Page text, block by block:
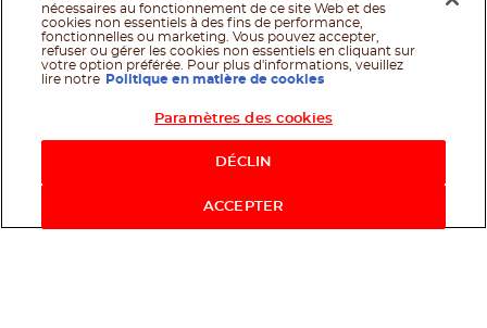
nécessaires au fonctionnement de ce site Web et des
cookies non essentiels à des fins de performance,
fonctionnelles ou marketing. Vous pouvez accepter,
refuser ou gérer les cookies non essentiels en cliquant sur
votre option préférée. Pour plus d'informations, veuillez
lire notre
Politique en matière de cookies
Paramètres des cookies
DÉCLIN
ACCEPTER